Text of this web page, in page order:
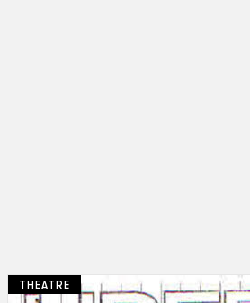
THEATRE